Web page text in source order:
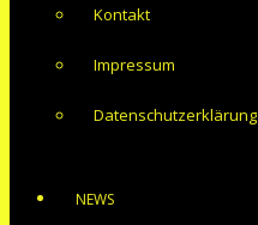
Kontakt
Impressum
Datenschutzerklärung
NEWS